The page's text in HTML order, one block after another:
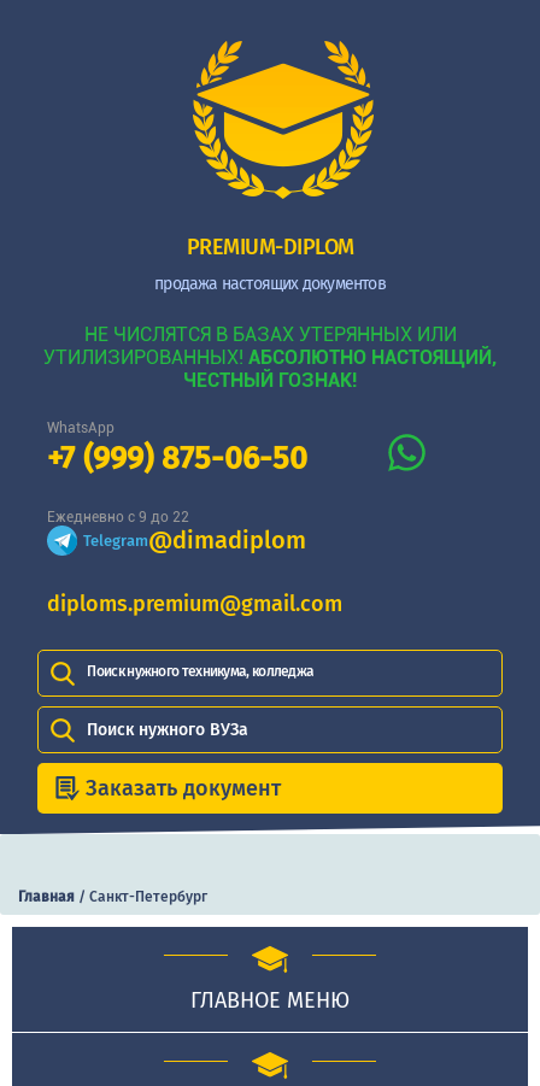
PREMIUM-DIPLOM
продажа настоящих документов
НЕ ЧИСЛЯТСЯ В БАЗАХ УТЕРЯННЫХ ИЛИ
УТИЛИЗИРОВАННЫХ! АБСОЛЮТНО НАСТОЯЩИЙ,
ЧЕСТНЫЙ ГОЗНАК!
WhatsApp
+7 (999) 875-06-50
Ежедневно с 9 до 22
Telegram@dimadiplom
diploms.premium@gmail.com
Поиск нужного техникума, колледжа
Поиск нужного ВУЗа
Заказать документ
Главная / Санкт-Петербург
ГЛАВНОЕ МЕНЮ